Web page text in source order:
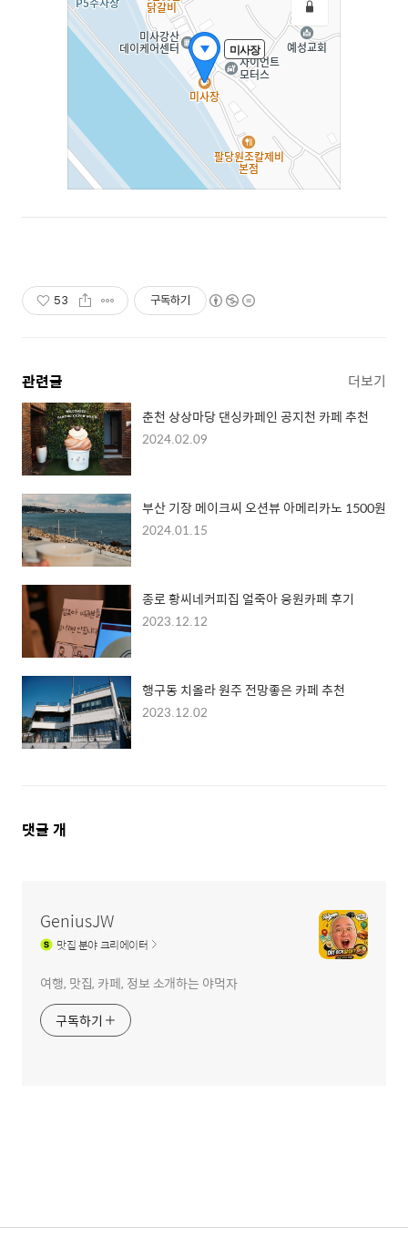
53 구독하기
관련글 더보기
춘천 상상마당 댄싱카페인 공지천 카페 추천
2024.02.09
부산 기장 메이크씨 오션뷰 아메리카노 1500원
2024.01.15
종로 황씨네커피집 얼죽아 응원카페 후기
2023.12.12
행구동 치올라 원주 전망좋은 카페 추천
2023.12.02
댓
댓글 개
GeniusJW
맛집분야 크리에이터
여행, 맛집, 카페, 정보 소개하는 야먹자
구독하기